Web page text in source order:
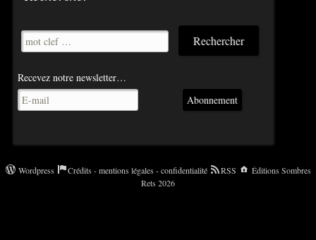
Recevez notre newsletter…
Abonnement
Wordpress Crédits - mentions légales - confidentialité RSS
Éditions Sombres
Rets 2026